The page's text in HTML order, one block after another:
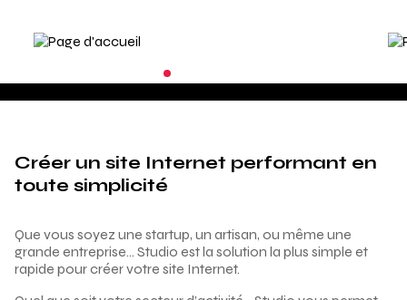
Créer un site Internet performant en
toute simplicité
Que vous soyez une startup, un artisan, ou même une
grande entreprise... Studio est la solution la plus simple et
rapide pour créer votre site Internet.